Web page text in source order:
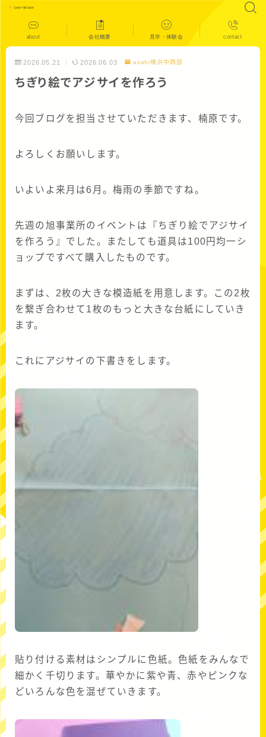
about 会社概要 見学・体験会 contact
2026.05.21 2026.06.03 asahi横浜中西部
ちぎり絵でアジサイを作ろう
今回ブログを担当させていただきます、楠原です。
よろしくお願いします。
いよいよ来月は6月。梅雨の季節ですね。
先週の旭事業所のイベントは『ちぎり絵でアジサイ
を作ろう』でした。またしても道具は100円均一シ
ョップですべて購入したものです。
まずは、2枚の大きな模造紙を用意します。この2枚
を繋ぎ合わせて1枚のもっと大きな台紙にしていき
ます。
これにアジサイの下書きをします。
貼り付ける素材はシンプルに色紙。色紙をみんなで
細かく千切ります。華やかに紫や青、赤やピンクな
どいろんな色を混ぜていきます。